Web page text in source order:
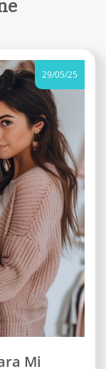
29/05/25
Mi